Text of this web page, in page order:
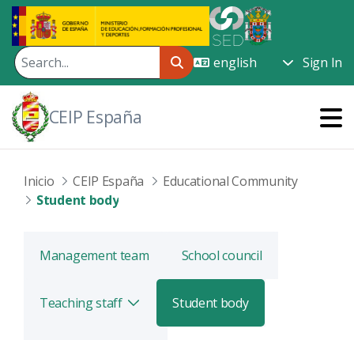
Skip to Main Content
Sign In
CEIP España
Inicio CEIP España
Educational Community
Student body
Management team School council
Teaching staff ToggleStudent body